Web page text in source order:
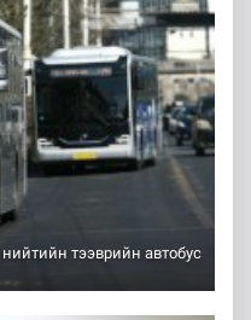
тээврийн автобус